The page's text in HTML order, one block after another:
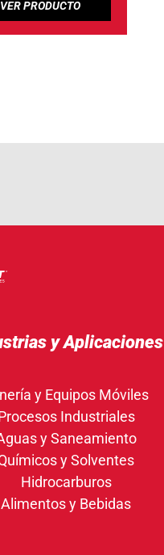
y Aplicaciones
y Equipos Móviles
Industriales
y Saneamiento
y Solventes
Hidrocarburos
Alimentos y Bebidas